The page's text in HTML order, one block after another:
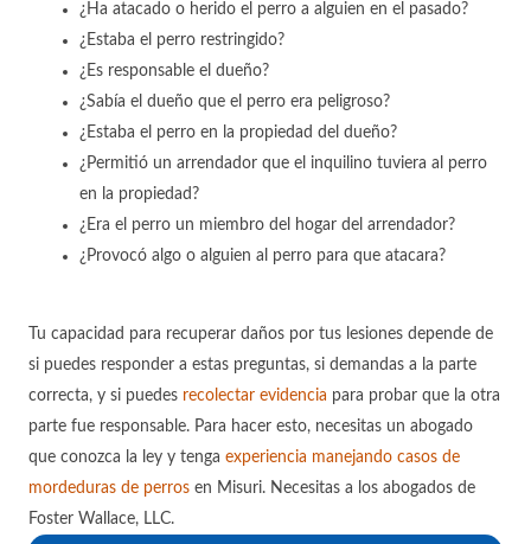
¿Ha atacado o herido el perro a alguien en el pasado?
¿Estaba el perro restringido?
¿Es responsable el dueño?
¿Sabía el dueño que el perro era peligroso?
¿Estaba el perro en la propiedad del dueño?
¿Permitió un arrendador que el inquilino tuviera al perro
en la propiedad?
¿Era el perro un miembro del hogar del arrendador?
¿Provocó algo o alguien al perro para que atacara?
Tu capacidad para recuperar daños por tus lesiones depende de
si puedes responder a estas preguntas, si demandas a la parte
correcta, y si puedes recolectar evidencia para probar que la otra
parte fue responsable. Para hacer esto, necesitas un abogado
que conozca la ley y tenga experiencia manejando casos de
mordeduras de perros en Misuri. Necesitas a los abogados de
Foster Wallace, LLC.